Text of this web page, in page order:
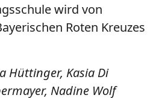
wird von
Roten Kreuzes
Hüttinger, Kasia Di
Nadine Wolf